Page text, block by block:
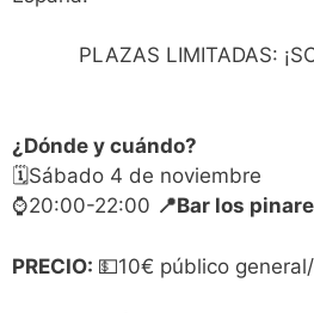
PLAZAS LIMITADAS:
¿Dónde y cuándo?
🗓️Sábado 4 de noviembre
⌚20:00-22:00 📍Bar los
PRECIO: 💵10€ público